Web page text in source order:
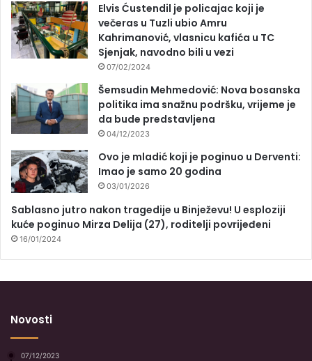
Elvis Ćustendil je policajac koji je
večeras u Tuzli ubio Amru
Kahrimanović, vlasnicu kafića u TC
Sjenjak, navodno bili u vezi
07/02/2024
Šemsudin Mehmedović: Nova bosanska
politika ima snažnu podršku, vrijeme je
da bude predstavljena
04/12/2023
Ovo je mladić koji je poginuo u Derventi:
Imao je samo 20 godina
03/01/2026
Sablasno jutro nakon tragedije u Binježevu! U esploziji
kuće poginuo Mirza Delija (27), roditelji povrijeđeni
16/01/2024
Novosti
07/12/2023